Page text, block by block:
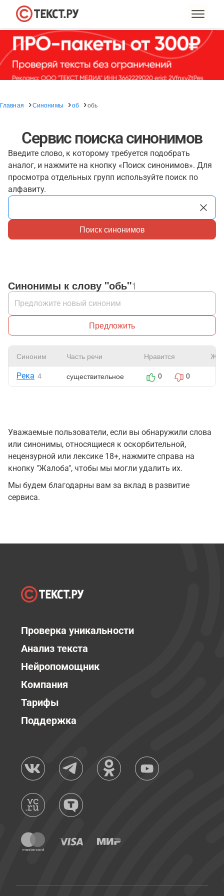
Главная Синонимы об обь
Сервис поиска синонимов
Введите слово, к которому требуется подобрать
аналог, и нажмите на кнопку «Поиск синонимов». Для
просмотра отдельных групп используйте поиск по
алфавиту.
Поиск синонимов
Синонимы к слову "обь"1
Предложить
Синоним Часть речи Нравится
Река 4 существительное 0 0
Уважаемые пользователи, если вы обнаружили слова
или синонимы, относящиеся к оскорбительной,
нецензурной или лексике 18+, нажмите справа на
кнопку "Жалоба", чтобы мы могли удалить их.
Мы будем благодарны вам за вклад в развитие
сервиса.
Проверка уникальности
Анализ текста
Нейропомощник
Компания
Тарифы
Поддержка